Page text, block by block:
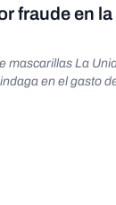
fraude en
mascarillas La
en el gasto